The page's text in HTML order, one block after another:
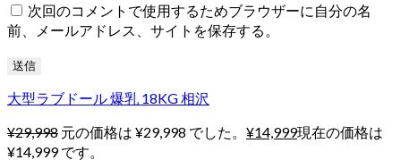
次回のコメントで使用するためブラウザーに自分の名
前、メールアドレス、サイトを保存する。
大型ラブドール 爆乳 18KG 相沢
¥29,998 元の価格は ¥29,998 でした。 ¥14,999現在の価格は
¥14,999 です。